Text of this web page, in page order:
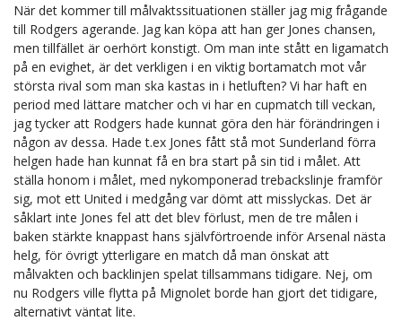
När det kommer till målvaktssituationen ställer jag mig frågande
till Rodgers agerande. Jag kan köpa att han ger Jones chansen,
men tillfället är oerhört konstigt. Om man inte stått en ligamatch
på en evighet, är det verkligen i en viktig bortamatch mot vår
största rival som man ska kastas in i hetluften? Vi har haft en
period med lättare matcher och vi har en cupmatch till veckan,
jag tycker att Rodgers hade kunnat göra den här förändringen i
någon av dessa. Hade t.ex Jones fått stå mot Sunderland förra
helgen hade han kunnat få en bra start på sin tid i målet. Att
ställa honom i målet, med nykomponerad trebackslinje framför
sig, mot ett United i medgång var dömt att misslyckas. Det är
såklart inte Jones fel att det blev förlust, men de tre målen i
baken stärkte knappast hans självförtroende inför Arsenal nästa
helg, för övrigt ytterligare en match då man önskat att
målvakten och backlinjen spelat tillsammans tidigare. Nej, om
nu Rodgers ville flytta på Mignolet borde han gjort det tidigare,
alternativt väntat lite.